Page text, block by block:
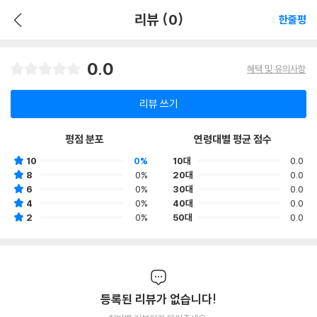
리뷰 (0) 한줄평
0.0 혜택 및 유의사항
리뷰 쓰기
평점 분포
10
0%
8
0%
6
0%
4
0%
2
0%
연령대별 평균 점수
10대
0.0
20대
0.0
30대
0.0
40대
0.0
50대
0.0
등록된 리뷰가 없습니다!